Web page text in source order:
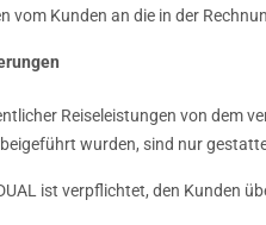
vom Kunden an die in der
Reiseleistungen von dem
wurden, sind nur
ist verpflichtet, den Kunden